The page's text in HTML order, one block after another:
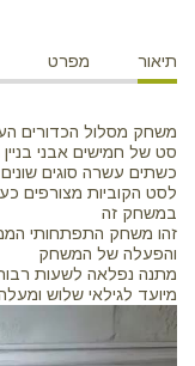
תיאור מפרט
משחק מסלול הכדורים
סט של חמישים אבני
כשתים עשרה סוגים שונים
לסט הקוביות מצורפים
במשחק זה
זהו משחק התפתחותי
והפעלה של המשחק
מתנה נפלאה לשעות
מיועד לגילאי שלוש